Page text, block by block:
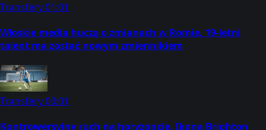
Transfery01:01
Włoskie media huczą o zmianach w Romie. 19-letni
talent ma zostać nowym zmiennikiem
Transfery00:01
Kontrowersyjny ruch na horyzoncie. Ikona Brighton